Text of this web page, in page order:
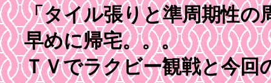
「タイル張りと準周期性の
早めに帰宅。。。
ＴＶでラクビー観戦と今回